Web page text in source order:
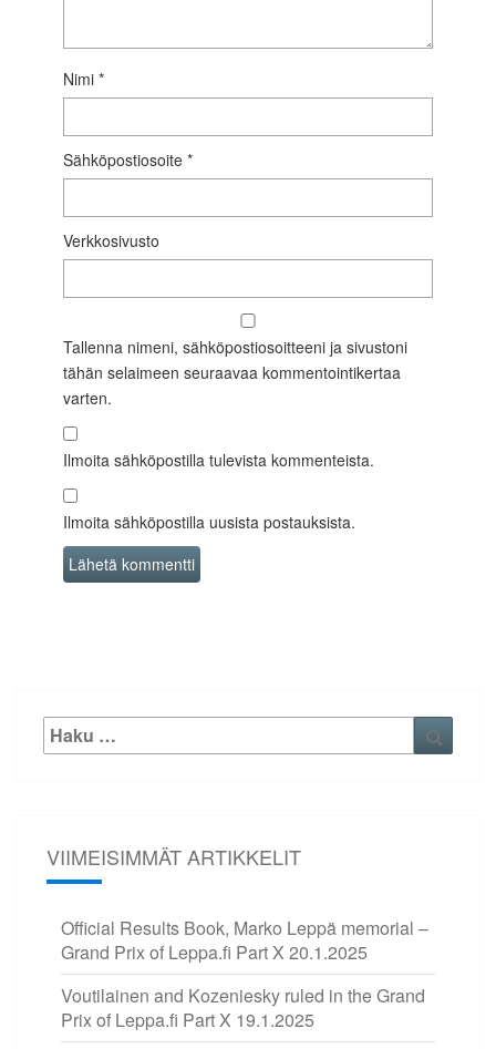
Nimi *
Sähköpostiosoite *
Verkkosivusto
Tallenna nimeni, sähköpostiosoitteeni ja sivustoni
tähän selaimeen seuraavaa kommentointikertaa
varten.
Ilmoita sähköpostilla tulevista kommenteista.
Ilmoita sähköpostilla uusista postauksista.
Etsi:
VIIMEISIMMÄT ARTIKKELIT
Official Results Book, Marko Leppä memorial –
Grand Prix of Leppa.fi Part X 20.1.2025
Voutilainen and Kozeniesky ruled in the Grand
Prix of Leppa.fi Part X 19.1.2025